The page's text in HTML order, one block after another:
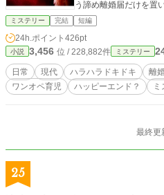
う諦め離婚届だけを置いて実家に
香は手足の違和感を感
る事は知っている。高
い嫁、誰かが私を害そ
離婚届に署名をして役
あの人の所へ向かった。 広一の母、文は途方にくれた。
な物が無くなっていく
しても見つからない。
につき愕然とした。
田家に襲い掛かる不幸。どん
ミステリー 完結 短編
24h.ポイント 426pt
小説 3,456 位 / 228,882件 ミステリー
日常 現代 ハラハラドキドキ 離
ワンオペ育児
ハッピーエンド？
最終更
25